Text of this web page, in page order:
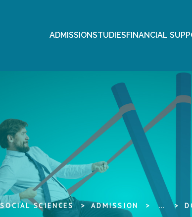
ADMISSIONSTUDIESFINANCIAL
SCIENCES ADMISSION ...